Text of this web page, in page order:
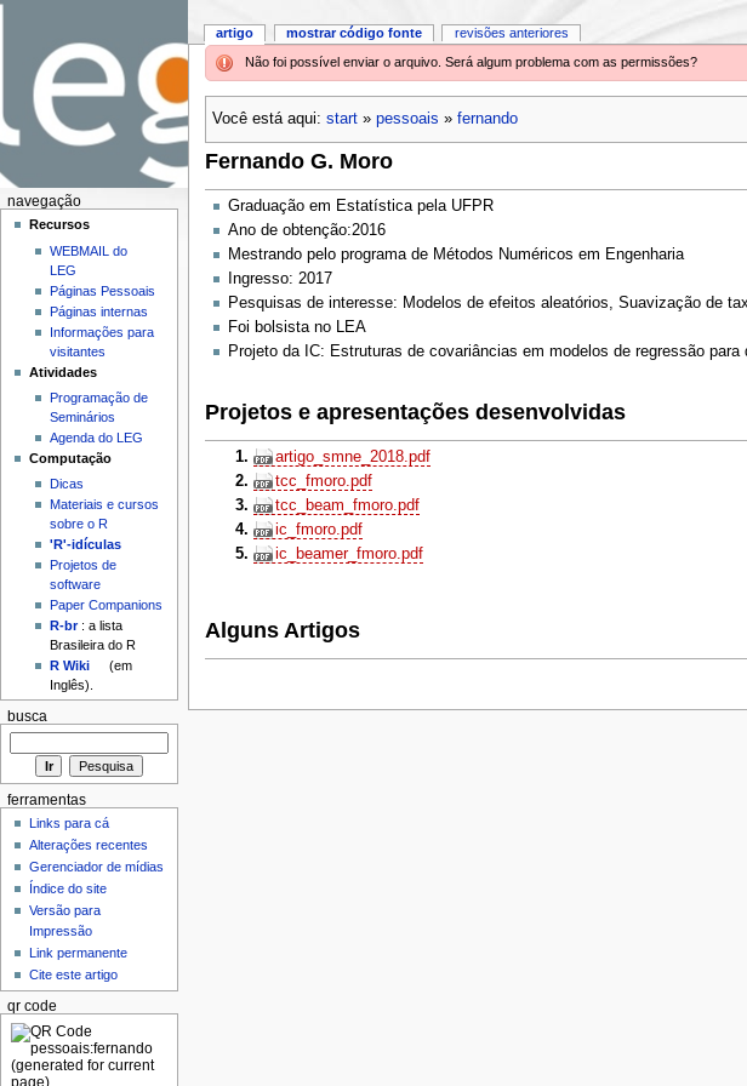
Não foi possível enviar o arquivo. Será algum problema com as permissões?
Você está aqui: start» pessoais » fernando
Fernando G. Moro
Graduação em Estatística pela UFPR
Ano de obtenção:2016
Mestrando pelo programa de Métodos Numéricos em Engenharia
Ingresso: 2017
Pesquisas de interesse: Modelos de efeitos aleatórios, Suavização de
Foi bolsista no LEA
Projeto da IC: Estruturas de covariâncias em modelos de regressão
Projetos e apresentações desenvolvidas
artigo_smne_2018.pdf
tcc_fmoro.pdf
tcc_beam_fmoro.pdf
ic_fmoro.pdf
ic_beamer_fmoro.pdf
Alguns Artigos
artigo mostrar código fonte revisões anteriores
navegação
Recursos
WEBMAIL do
LEG
Páginas Pessoais
Páginas internas
Informações para
visitantes
Atividades
Programação de
Seminários
Agenda do LEG
Computação
Dicas
Materiais e cursos
sobre o R
'R'-idículas
Projetos de
software
Paper Companions
R-br: a lista
Brasileira do R
R Wiki
(em
Inglês).
busca
ferramentas
Links para cá
Alterações recentes
Gerenciador de mídias
Índice do site
Versão para
Impressão
Link permanente
Cite este artigo
qr code